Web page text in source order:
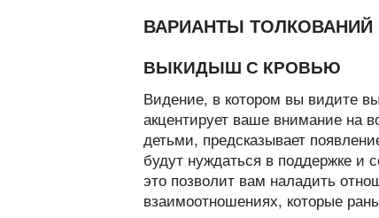
ВАРИАНТЫ ТОЛКОВАНИЙ
ВЫКИДЫШ С КРОВЬЮ
Видение, в котором вы видите
акцентирует ваше внимание на
детьми, предсказывает
будут нуждаться в поддержке и
это позволит вам наладить
взаимоотношениях, которые